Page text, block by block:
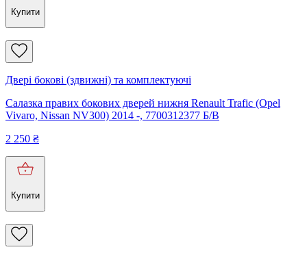
Купити
Двері бокові (здвижні) та комплектуючі
Салазка правих бокових дверей нижня Renault Trafic (Opel
Vivaro, Nissan NV300) 2014 -, 7700312377 Б/В
2 250 ₴
Купити